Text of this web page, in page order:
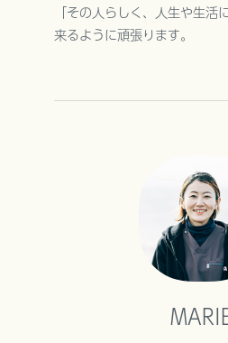
「その人らしく、人生や生活
来るように頑張ります。